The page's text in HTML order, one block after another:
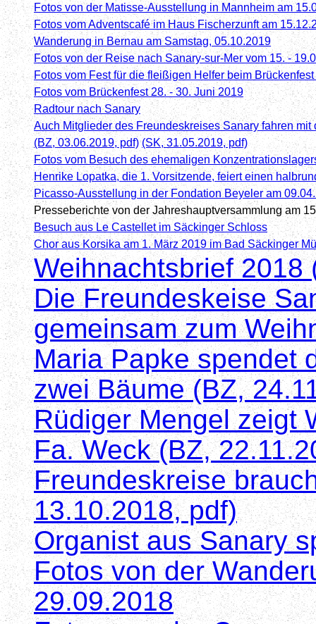
Fotos von der Matisse-Ausstellung in Mannheim am
Fotos vom Adventscafé im Haus Fischerzunft am
Wanderung in Bernau am Samstag, 05.10.2019
Fotos von der Reise nach Sanary-sur-Mer vom 15. -
Fotos vom Fest für die fleißigen Helfer beim
Fotos vom Brückenfest 28. - 30. Juni 2019
Radtour nach Sanary
Auch Mitglieder des Freundeskreises Sanary fahren
(BZ, 03.06.2019, pdf) (SK, 31.05.2019, pdf)
Fotos vom Besuch des ehemaligen
Henrike Lopatka, die 1. Vorsitzende, feiert einen
Picasso-Ausstellung in der Fondation Beyeler am
Presseberichte von der Jahreshauptversammlung am
Besuch aus Le Castellet im Säckinger Schloss
Chor aus Korsika am 1. März 2019 im Bad Säckinger
Weihnachtsbrief 2018
Die Freundeskeise
gemeinsam zum
Maria Papke spendet
zwei Bäume (BZ,
Rüdiger Mengel zeigt
Fa. Weck (BZ,
Freundeskreise
13.10.2018, pdf)
Organist aus Sanary
Fotos von der
29.09.2018